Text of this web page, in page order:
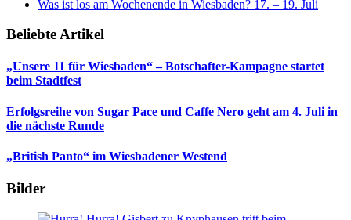
Was ist los am Wochenende in Wiesbaden? 17. – 19. Juli
Beliebte Artikel
„Unsere 11 für Wiesbaden“ – Botschafter-Kampagne startet
beim Stadtfest
Erfolgsreihe von Sugar Pace und Caffe Nero geht am 4. Juli in
die nächste Runde
„British Panto“ im Wiesbadener Westend
Bilder